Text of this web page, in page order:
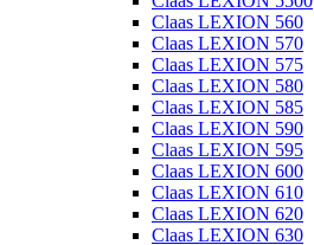
Claas LEXION 560
Claas LEXION 570
Claas LEXION 575
Claas LEXION 580
Claas LEXION 585
Claas LEXION 590
Claas LEXION 595
Claas LEXION 600
Claas LEXION 610
Claas LEXION 620
Claas LEXION 630